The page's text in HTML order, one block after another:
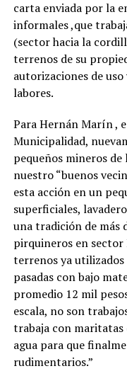
carta enviada por la
informales ,que
(sector hacia la
terrenos de su
autorizaciones de
labores.
Para Hernán Marín ,
Municipalidad,
pequeños mineros
nuestro “buenos
esta acción en un
superficiales,
una tradición de más
pirquineros en sector
terrenos ya utilizados
pasadas con bajo
promedio 12 mil
escala, no son
trabaja con maritatas
agua para que
rudimentarios.”